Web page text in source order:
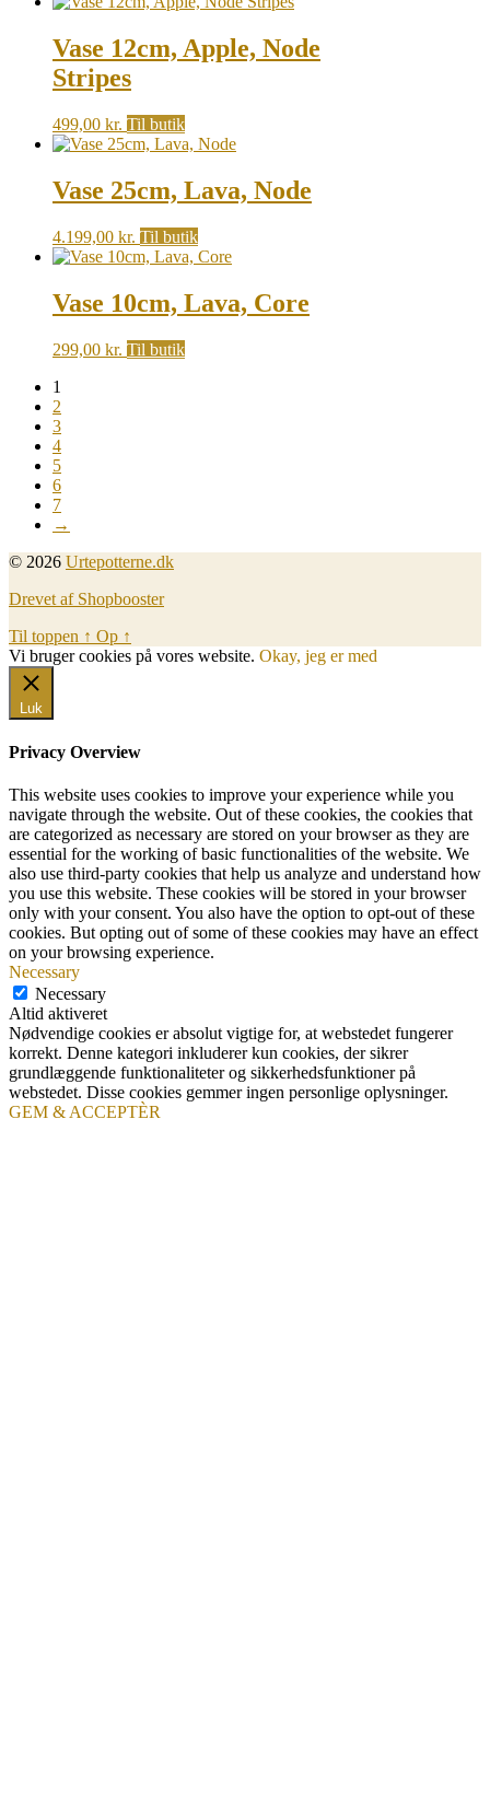
Vase 12cm, Apple, Node
Stripes
499,00 kr. Til butik
Vase 25cm, Lava, Node
4.199,00 kr. Til butik
Vase 10cm, Lava, Core
299,00 kr. Til butik
1
2
3
4
5
6
7
→
© 2026 Urtepotterne.dk
Drevet af Shopbooster
Til toppen ↑ Op ↑
Vi bruger cookies på vores website. Okay, jeg er med
Luk
Privacy Overview
This website uses cookies to improve your experience while you
navigate through the website. Out of these cookies, the cookies that
are categorized as necessary are stored on your browser as they are
essential for the working of basic functionalities of the website. We
also use third-party cookies that help us analyze and understand how
you use this website. These cookies will be stored in your browser
only with your consent. You also have the option to opt-out of these
cookies. But opting out of some of these cookies may have an effect
on your browsing experience.
Necessary
Necessary
Altid aktiveret
Nødvendige cookies er absolut vigtige for, at webstedet fungerer
korrekt. Denne kategori inkluderer kun cookies, der sikrer
grundlæggende funktionaliteter og sikkerhedsfunktioner på
webstedet. Disse cookies gemmer ingen personlige oplysninger.
GEM & ACCEPTÈR